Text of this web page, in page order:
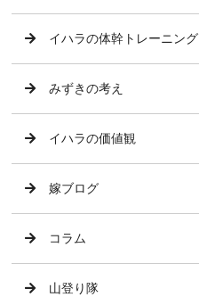
イハラの体幹トレーニング
みずきの考え
イハラの価値観
嫁ブログ
コラム
山登り隊